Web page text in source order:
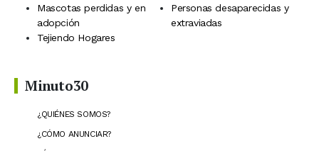
Mascotas perdidas y en
adopción
Personas desaparecidas y
extraviadas
Tejiendo Hogares
Minuto30
¿QUIÉNES SOMOS?
¿CÓMO ANUNCIAR?